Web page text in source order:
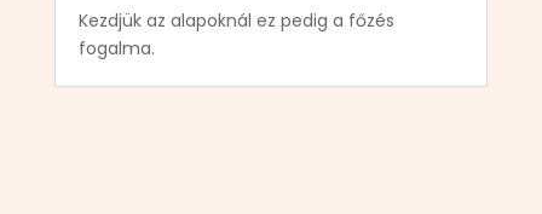
Kezdjük az alapoknál ez pedig a főzés
fogalma.